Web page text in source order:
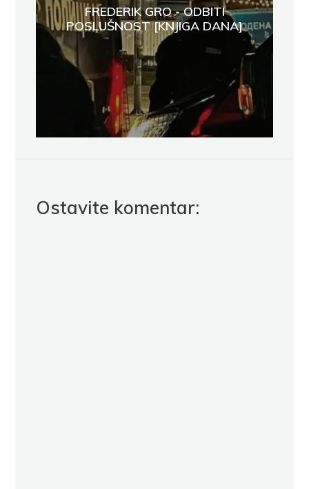
FREDERIK GRO - ODBITI
POSLUŠNOST [KNJIGA DANA]
Ostavite komentar: